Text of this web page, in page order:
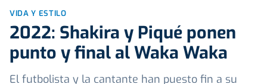
VIDA Y ESTILO
2022: Shakira y Piqué ponen
punto y final al Waka Waka
El futbolista y la cantante han puesto fin a su